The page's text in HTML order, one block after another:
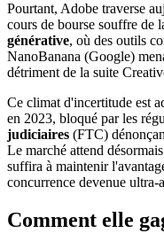
Pourtant, Adobe traverse
cours de bourse souffre de
générative, où des outils
NanoBanana (Google)
détriment de la suite
Ce climat d'incertitude est
en 2023, bloqué par les
judiciaires (FTC)
Le marché attend
suffira à maintenir
concurrence devenue ultra-
Comment elle